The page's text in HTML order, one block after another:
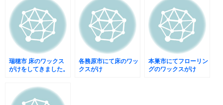
瑞穂市 床のワックス
がけをしてきました。
各務原市にて床のワッ
クスがけ
本巣市にてフローリン
グのワックスがけ